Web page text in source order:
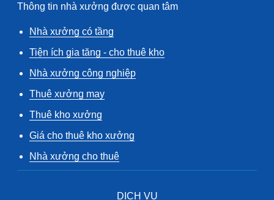
Thông tin nhà xưởng được quan tâm
Nhà xưởng có tầng
Tiện ích gia tăng - cho thuê kho
Nhà xưởng công nghiệp
Thuê xưởng may
Thuê kho xưởng
Giá cho thuê kho xưởng
Nhà xưởng cho thuê
DỊCH VỤ